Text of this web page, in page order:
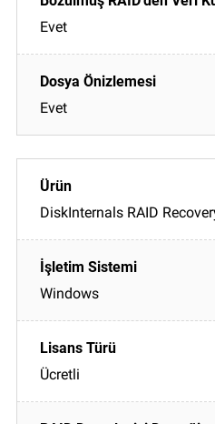
Evet
Evet
DiskInternals RAID
Windows
Ücretli